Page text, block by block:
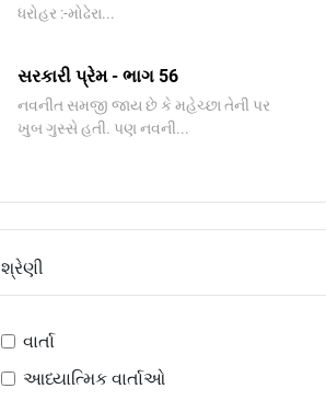
ધરોહર :-​મોઢેરા...
સરકારી પ્રેમ - ભાગ 56
નવનીત સમજી જાય છે કે મહેચ્છા તેની પર
ખુબ ગુસ્સે હતી. પણ નવની...
શ્રેણી
વાર્તા
આધ્યાત્મિક વાર્તાઓ